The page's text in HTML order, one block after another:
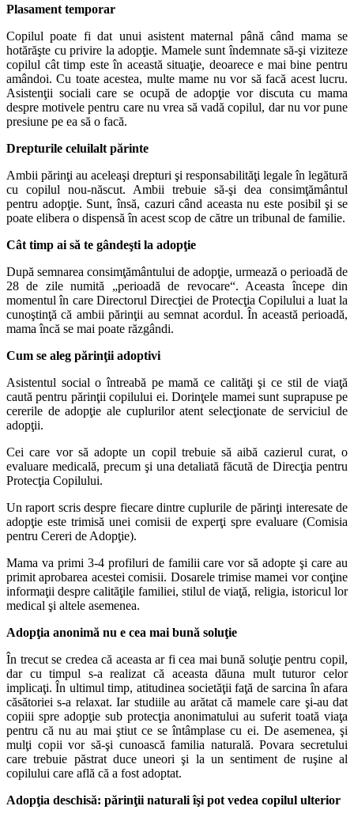
Plasament temporar
Copilul poate fi dat unui asistent maternal până când mama se
hotărăşte cu privire la adopţie. Mamele sunt îndemnate să-şi viziteze
copilul cât timp este în această situaţie, deoarece e mai bine pentru
amândoi. Cu toate acestea, multe mame nu vor să facă acest lucru.
Asistenţii sociali care se ocupă de adopţie vor discuta cu mama
despre motivele pentru care nu vrea să vadă copilul, dar nu vor pune
presiune pe ea să o facă.
Drepturile celuilalt părinte
Ambii părinţi au aceleaşi drepturi şi responsabilităţi legale în legătură
cu copilul nou-născut. Ambii trebuie să-şi dea consimţământul
pentru adopţie. Sunt, însă, cazuri când aceasta nu este posibil şi se
poate elibera o dispensă în acest scop de către un tribunal de familie.
Cât timp ai să te gândeşti la adopţie
După semnarea consimţământului de adopţie, urmează o perioadă de
28 de zile numită „perioadă de revocare“. Aceasta începe din
momentul în care Directorul Direcţiei de Protecţia Copilului a luat la
cunoştinţă că ambii părinţii au semnat acordul. În această perioadă,
mama încă se mai poate răzgândi.
Cum se aleg părinţii adoptivi
Asistentul social o întreabă pe mamă ce calităţi şi ce stil de viaţă
caută pentru părinţii copilului ei. Dorinţele mamei sunt suprapuse pe
cererile de adopţie ale cuplurilor atent selecţionate de serviciul de
adopţii.
Cei care vor să adopte un copil trebuie să aibă cazierul curat, o
evaluare medicală, precum şi una detaliată făcută de Direcţia pentru
Protecţia Copilului.
Un raport scris despre fiecare dintre cuplurile de părinţi interesate de
adopţie este trimisă unei comisii de experţi spre evaluare (Comisia
pentru Cereri de Adopţie).
Mama va primi 3-4 profiluri de familii care vor să adopte şi care au
primit aprobarea acestei comisii. Dosarele trimise mamei vor conţine
informaţii despre calităţile familiei, stilul de viaţă, religia, istoricul lor
medical şi altele asemenea.
Adopţia anonimă nu e cea mai bună soluţie
În trecut se credea că aceasta ar fi cea mai bună soluţie pentru copil,
dar cu timpul s-a realizat că aceasta dăuna mult tuturor celor
implicaţi. În ultimul timp, atitudinea societăţii faţă de sarcina în afara
căsătoriei s-a relaxat. Iar studiile au arătat că mamele care şi-au dat
copiii spre adopţie sub protecţia anonimatului au suferit toată viaţa
pentru că nu au mai ştiut ce se întâmplase cu ei. De asemenea, şi
mulţi copii vor să-şi cunoască familia naturală. Povara secretului
care trebuie păstrat duce uneori şi la un sentiment de ruşine al
copilului care află că a fost adoptat.
Adopţia deschisă: părinţii naturali îşi pot vedea copilul ulterior